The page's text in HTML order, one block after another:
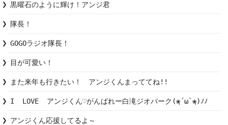
黒曜石のように輝け！アンジ君
隊長！
GOGOラジオ隊長！
目が可愛い！
また来年も行きたい！　アンジくんまっててね!!
I  LOVE  アンジくん♡がんばれー白滝ジオパーク(❀ฺ´ω`❀ฺ)ﾉﾉ
アンジくん応援してるよ～